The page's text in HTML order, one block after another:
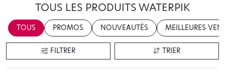
TOUS LES PRODUITS WATERPIK
TOUS PROMOS NOUVEAUTÉS MEILLEURES
FILTRER TRIER